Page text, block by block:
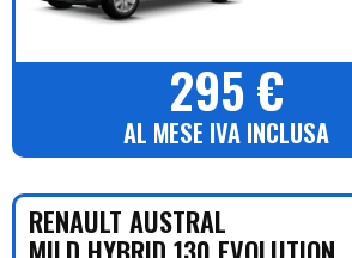
295 €
AL MESE IVA INCLUSA
RENAULT AUSTRAL